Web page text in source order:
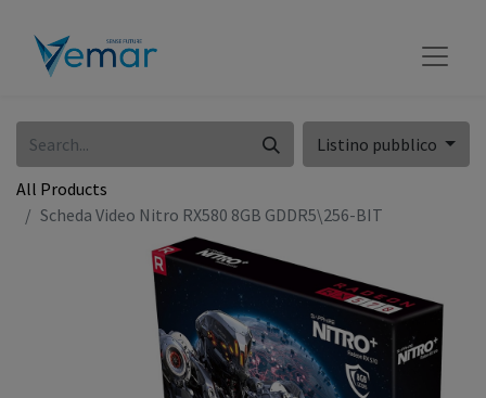
Listino pubblico
All Products
Scheda Video Nitro RX580 8GB GDDR5\256-BIT